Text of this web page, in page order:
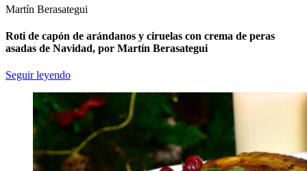
Martín Berasategui
Roti de capón de arándanos y ciruelas con crema de peras
asadas de Navidad, por Martín Berasategui
Seguir leyendo